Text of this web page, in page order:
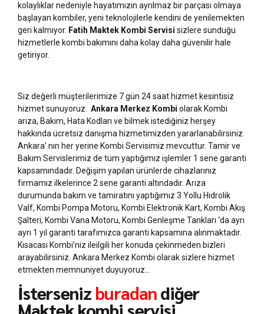
kolaylıklar nedeniyle hayatımızın ayrılmaz bir parçası olmaya
başlayan kombiler, yeni teknolojilerle kendini de yenilemekten
geri kalmıyor. Fatih Maktek Kombi Servisi sizlere sunduğu
hizmetlerle kombi bakımını daha kolay daha güvenilir hale
getiriyor.
Siz değerli müşterilerimize 7 gün 24 saat hizmet kesintisiz
hizmet sunuyoruz. Ankara Merkez Kombi olarak Kombi
arıza, Bakım, Hata Kodları ve bilmek istediğiniz herşey
hakkında ücretsiz danışma hizmetimizden yararlanabilirsiniz.
Ankara’ nın her yerine Kombi Servisimiz mevcuttur. Tamir ve
Bakım Servislerimiz de tüm yaptığımız işlemler 1 sene garanti
kapsamındadır. Değişim yapılan ürünlerde cihazlarınız
firmamız ilkelerince 2 sene garanti altındadır. Arıza
durumunda bakım ve tamiratını yaptığımız 3 Yollu Hidrolik
Valf, Kombi Pompa Motoru, Kombi Elektronik Kart, Kombi Akış
Şalteri, Kombi Vana Motoru, Kombi Genleşme Tankları ‘da ayrı
ayrı 1 yıl garanti tarafımızca garanti kapsamına alınmaktadır.
Kısacası Kombi’niz ileilgili her konuda çekinmeden bizleri
arayabilirsiniz. Ankara Merkez Kombi olarak sizlere hizmet
etmekten memnuniyet duyuyoruz…
İsterseniz buradandiğer